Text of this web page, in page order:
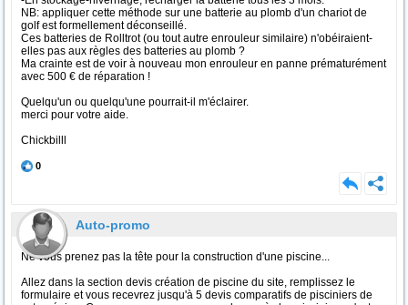
NB: appliquer cette méthode sur une batterie au plomb d'un chariot de
golf est formellement déconseillé.
Ces batteries de Rolltrot (ou tout autre enrouleur similaire) n'obéiraient-
elles pas aux règles des batteries au plomb ?
Ma crainte est de voir à nouveau mon enrouleur en panne prématurément
avec 500 € de réparation !
Quelqu'un ou quelqu'une pourrait-il m'éclairer.
merci pour votre aide.
Chickbilll
0
Auto-promo
Ne vous prenez pas la tête pour la construction d'une piscine...
Allez dans la section devis création de piscine du site, remplissez le
formulaire et vous recevrez jusqu'à 5 devis comparatifs de pisciniers de